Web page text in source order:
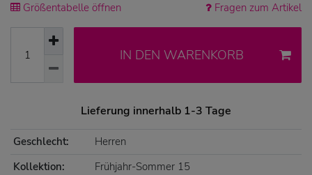
Größentabelle öffnen Fragen zum Artikel
IN DEN WARENKORB
Lieferung innerhalb 1-3 Tage
Geschlecht:
Herren
Kollektion:
Frühjahr-Sommer 15